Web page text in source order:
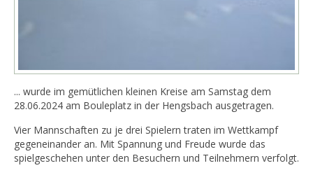
... wurde im gemütlichen kleinen Kreise am Samstag dem
28.06.2024 am Bouleplatz in der Hengsbach ausgetragen.
Vier Mannschaften zu je drei Spielern traten im Wettkampf
gegeneinander an. Mit Spannung und Freude wurde das
spielgeschehen unter den Besuchern und Teilnehmern verfolgt.